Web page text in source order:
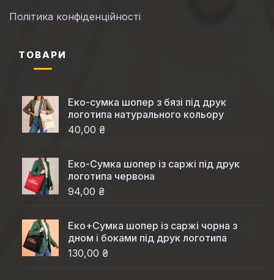
Політика конфіденційності
ТОВАРИ
Еко-сумка шопер з бязі під друк
логотипа натурального кольору
40,00 ₴
Еко-Cумка шопер із саржі під друк
логотипа червона
94,00 ₴
Еко+Сумка шопер із саржі чорна з
дном і боками під друк логотипа
130,00 ₴